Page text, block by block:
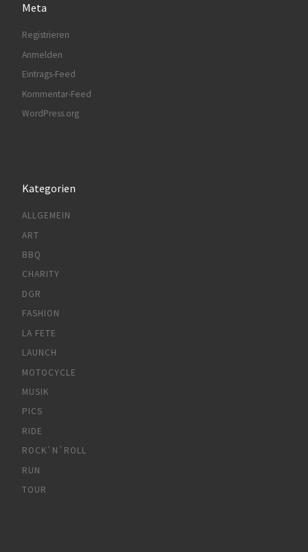
Meta
Registrieren
Anmelden
Eintrags-Feed
Kommentar-Feed
WordPress.org
Kategorien
ALLGEMEIN
ART
BBQ
CHARITY
DGR
FASHION
LA FETE
LAUNCH
MOTOCYCLE
MUSIK
PICS
RIDE
ROCK`N`ROLL
RUN
TOUR